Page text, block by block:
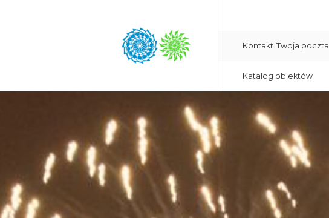
Kontakt Twoja poczta
Katalog obiektów